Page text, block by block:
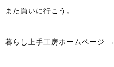
また買いに行こう。
暮らし上手工房ホームページ →